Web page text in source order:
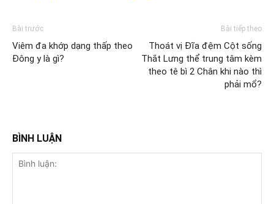
Bài trước
Viêm đa khớp dạng thấp theo
Đông y là gì?
Bài tiếp theo
Thoát vị Đĩa đệm Cột sống
Thắt Lưng thể trung tâm kèm
theo tê bì 2 Chân khi nào thì
phải mổ?
BÌNH LUẬN